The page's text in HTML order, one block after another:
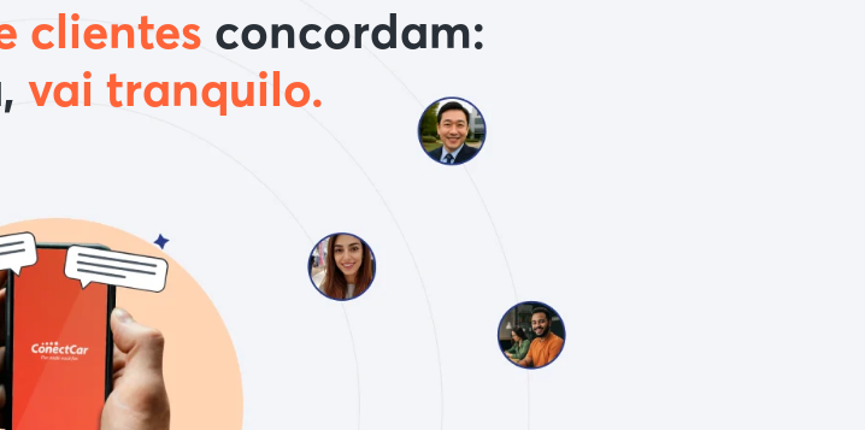
clientes concordam:
vai tranquilo.